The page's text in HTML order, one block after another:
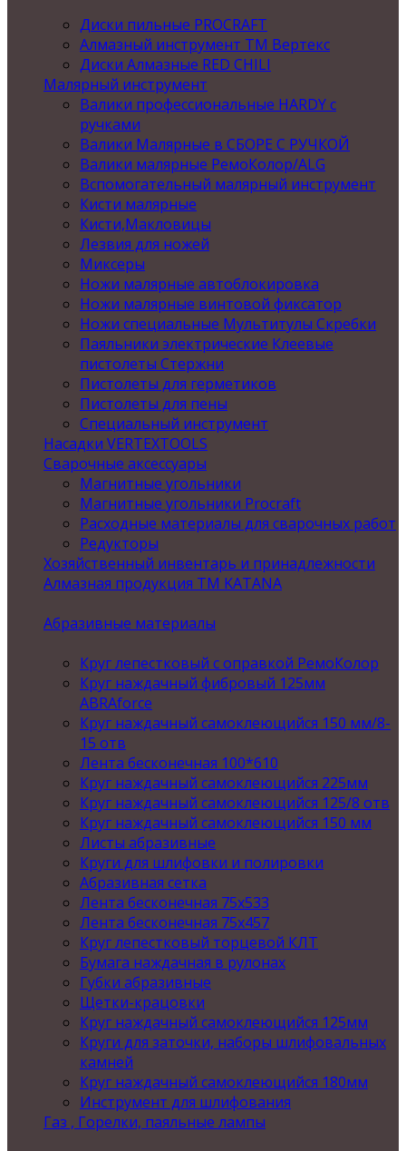
Диски пильные PROCRAFT
Алмазный инструмент ТМ Вертекс
Диски Алмазные RED CHILI
Малярный инструмент
Валики профессиональные HARDY с
ручками
Валики Малярные в СБОРЕ С РУЧКОЙ
Валики малярные РемоКолор/ALG
Вспомогательный малярный инструмент
Кисти малярные
Кисти,Макловицы
Лезвия для ножей
Миксеры
Ножи малярные автоблокировка
Ножи малярные винтовой фиксатор
Ножи специальные Мультитулы Скребки
Паяльники электрические Клеевые
пистолеты Стержни
Пистолеты для герметиков
Пистолеты для пены
Специальный инструмент
Насадки VERTEXTOOLS
Сварочные аксессуары
Магнитные угольники
Магнитные угольники Procraft
Расходные материалы для сварочных работ
Редукторы
Хозяйственный инвентарь и принадлежности
Алмазная продукция ТМ KATANA
Абразивные материалы
Круг лепестковый с оправкой РемоКолор
Круг наждачный фибровый 125мм
ABRAforce
Круг наждачный самоклеющийся 150 мм/8-
15 отв
Лента бесконечная 100*610
Круг наждачный самоклеющийся 225мм
Круг наждачный самоклеющийся 125/8 отв
Круг наждачный самоклеющийся 150 мм
Листы абразивные
Круги для шлифовки и полировки
Абразивная сетка
Лента бесконечная 75х533
Лента бесконечная 75х457
Круг лепестковый торцевой КЛТ
Бумага наждачная в рулонах
Губки абразивные
Щетки-крацовки
Круг наждачный самоклеющийся 125мм
Круги для заточки, наборы шлифовальных
камней
Круг наждачный самоклеющийся 180мм
Инструмент для шлифования
Газ , Горелки, паяльные лампы